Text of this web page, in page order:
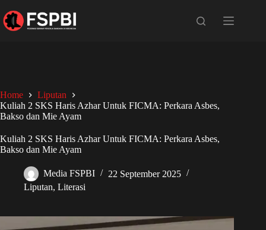
Home
Liputan
Kuliah 2 SKS Haris Azhar Untuk FICMA: Perkara Asbes,
Bakso dan Mie Ayam
Kuliah 2 SKS Haris Azhar Untuk FICMA: Perkara Asbes,
Bakso dan Mie Ayam
Media FSPBI
22 September 2025
Liputan, Literasi